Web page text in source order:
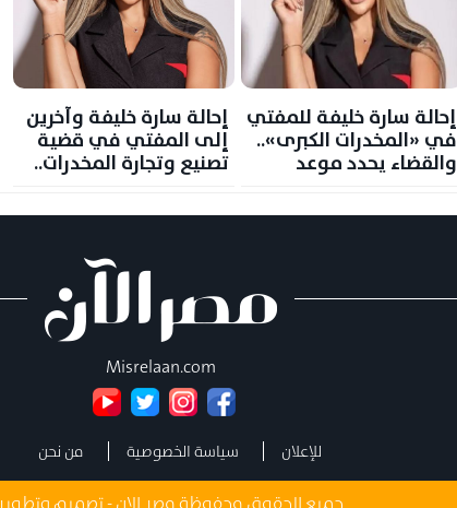
إحالة سارة خليفة للمفتي
في «المخدرات الكبرى»..
والقضاء يحدد موعد
إحالة سارة خليفة وآخرين
إلى المفتي في قضية
تصنيع وتجارة المخدرات..
Misrelaan.com
للإعلان سياسة الخصوصية من نحن
جميع الحقوق محفوظة مصر الان - تصميم وتطوير